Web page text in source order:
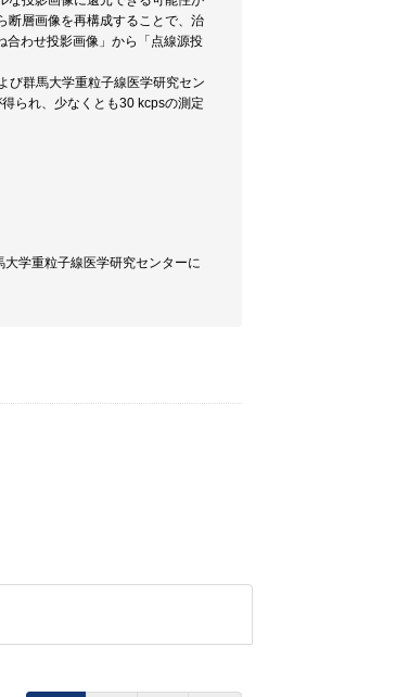
断層画像を再構成することで、治
合わせ投影画像」から「点線源投
び群馬大学重粒子線医学研究セン
られ、少なくとも30 kcpsの測定
学重粒子線医学研究センターに